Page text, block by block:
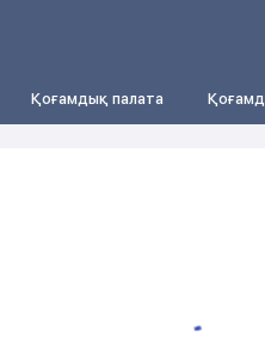
Қоғамдық палата